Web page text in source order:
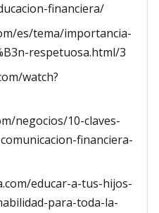
financiera/
es/tema/importancia-
respetuosa.html/3
watch?
negocios/10-claves-
financiera-
educar-a-tus-hijos-
para-toda-la-